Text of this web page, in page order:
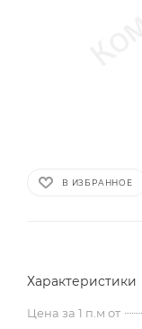
В ИЗБРАННОЕ
Характеристики
Цена за 1 п.м от